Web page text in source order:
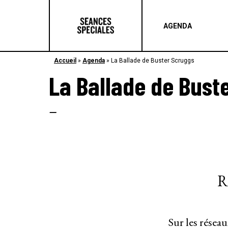
AGENDA
Accueil » Agenda » La Ballade de Buster Scruggs
La Ballade de
–
Sur les